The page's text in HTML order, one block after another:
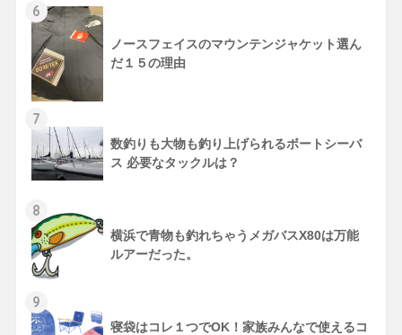
6
ノースフェイスのマウンテンジャケット選ん
だ１５の理由
7
数釣りも大物も釣り上げられるボートシーバ
ス 必要なタックルは？
8
横浜で青物も釣れちゃうメガバスX80は万能
ルアーだった。
9
寝袋はコレ１つでOK！家族みんなで使えるコ